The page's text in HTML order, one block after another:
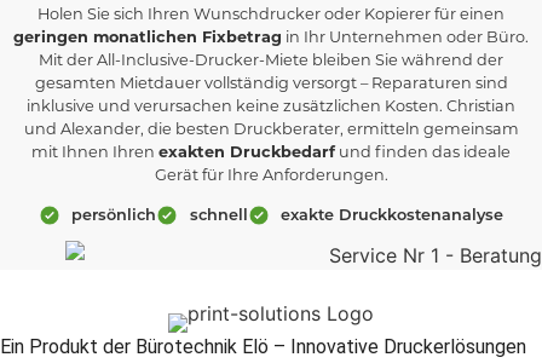
Holen Sie sich Ihren Wunschdrucker oder Kopierer für einen
geringen monatlichen Fixbetrag in Ihr Unternehmen oder Büro.
Mit der All-Inclusive-Drucker-Miete bleiben Sie während der
gesamten Mietdauer vollständig versorgt – Reparaturen sind
inklusive und verursachen keine zusätzlichen Kosten. Christian
und Alexander, die besten Druckberater, ermitteln gemeinsam
mit Ihnen Ihren exakten Druckbedarfund finden das ideale
Gerät für Ihre Anforderungen.
persönlich schnell exakte Druckkostenanalyse
Ein Produkt der Bürotechnik Elö – Innovative Druckerlösungen